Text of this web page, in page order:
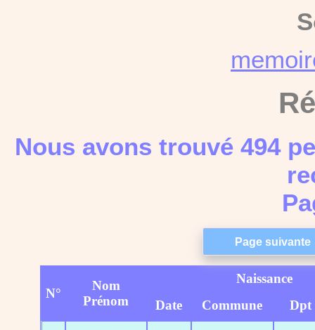
Nous avons trouvé 494
N°
Nom
Prénom
Naissance
Date
Commune Dpt